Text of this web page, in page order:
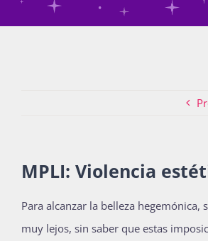
Atención de la
La Boletina
MPLI: Violencia
Para alcanzar la belleza hegemónica,
muy lejos, sin saber que estas